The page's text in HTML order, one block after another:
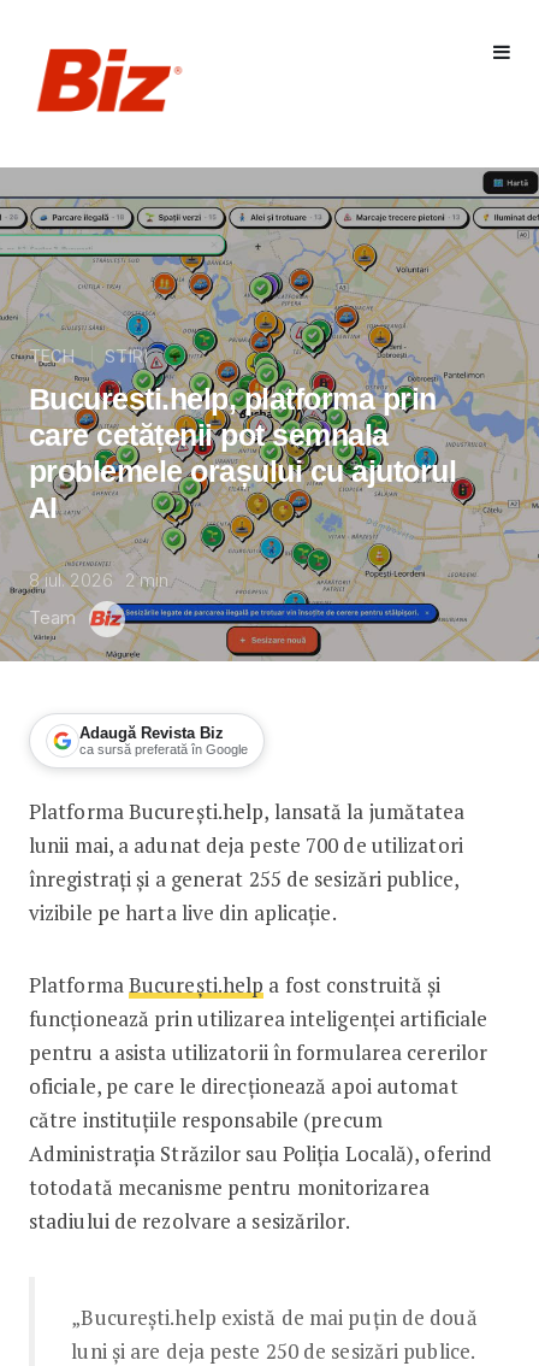
TECH STIRI
Bucuresti.help, platforma prin
care cetățenii pot semnala
problemele orașului cu ajutorul
AI
8 iul. 2026 2 min
Team
Adaugă Revista Biz
ca sursă preferată în Google
Bucuresti.help, platforma prin care
Platforma București.help, lansată la jumătatea
lunii mai, a adunat deja peste 700 de utilizatori
înregistrați și a generat 255 de sesizări publice,
vizibile pe harta live din aplicație.
PlatformaBucurești.help a fost construită și
funcționează prin utilizarea inteligenței artificiale
pentru a asista utilizatorii în formularea cererilor
oficiale, pe care le direcționează apoi automat
către instituțiile responsabile (precum
Administrația Străzilor sau Poliția Locală), oferind
totodată mecanisme pentru monitorizarea
stadiului de rezolvare a sesizărilor.
„București.help există de mai puțin de două
luni și are deja peste 250 de sesizări publice.